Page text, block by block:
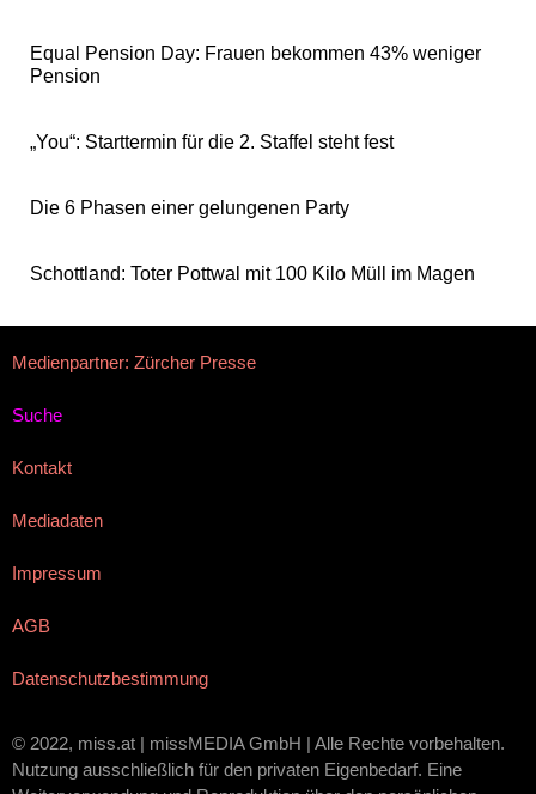
Equal Pension Day: Frauen bekommen 43% weniger
Pension
„You“: Starttermin für die 2. Staffel steht fest
Die 6 Phasen einer gelungenen Party
Schottland: Toter Pottwal mit 100 Kilo Müll im Magen
Medienpartner: Zürcher Presse
Suche
Kontakt
Mediadaten
Impressum
AGB
Datenschutzbestimmung
© 2022, miss.at | missMEDIA GmbH | Alle Rechte vorbehalten.
Nutzung ausschließlich für den privaten Eigenbedarf. Eine